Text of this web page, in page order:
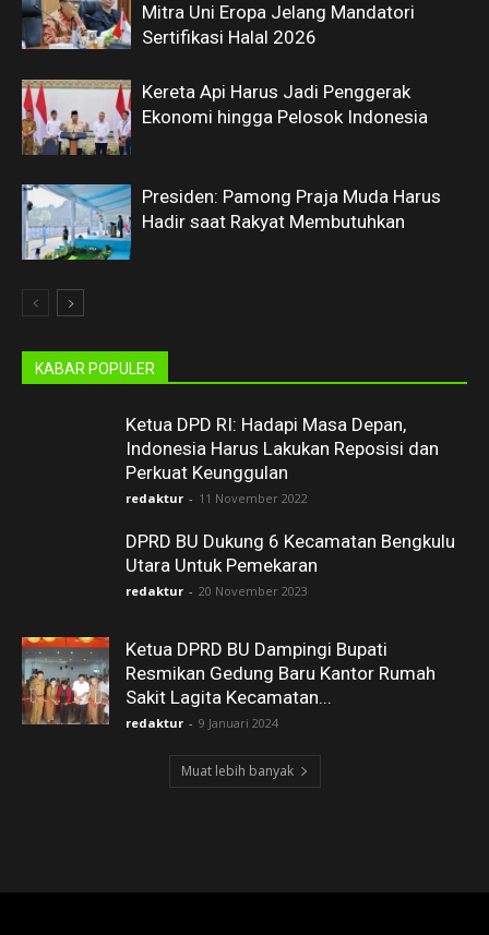
Mitra Uni Eropa Jelang Mandatori
Sertifikasi Halal 2026
Kereta Api Harus Jadi Penggerak
Ekonomi hingga Pelosok Indonesia
Presiden: Pamong Praja Muda Harus
Hadir saat Rakyat Membutuhkan
KABAR POPULER
Ketua DPD RI: Hadapi Masa Depan,
Indonesia Harus Lakukan Reposisi dan
Perkuat Keunggulan
redaktur - 11 November 2022
DPRD BU Dukung 6 Kecamatan Bengkulu
Utara Untuk Pemekaran
redaktur - 20 November 2023
Ketua DPRD BU Dampingi Bupati
Resmikan Gedung Baru Kantor Rumah
Sakit Lagita Kecamatan...
redaktur - 9 Januari 2024
Muat lebih banyak